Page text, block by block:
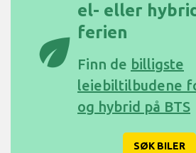
eco
el- eller
ferien
Finn de billigste
leiebiltilbudene
og hybrid på BTS
SØK BILER